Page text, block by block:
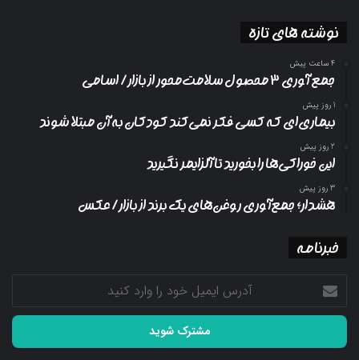
نوشته های تازه
4 ساعت پیش
جمع آوری ۳ محصول سلامت‌محور از بازار/ اسامی
1 روز پیش
بیماری‌ای که کسی فکر نمی‌کند کودکان به آن مبتلا شوند
2 روز پیش
این خوراکی‌ها را بخورید تا آلزایمر نگیرید
3 روز پیش
هشدار؛ جمع‌آوری روغن‌های یک برند از بازار/ عکس
خبرنامه
آدرس
ایمیل
خود
وارد